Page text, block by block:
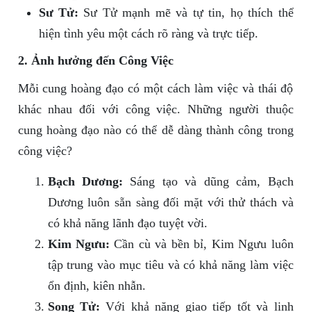
Sư Tử: Sư Tử mạnh mẽ và tự tin, họ thích thể
hiện tình yêu một cách rõ ràng và trực tiếp.
2. Ảnh hưởng đến Công Việc
Mỗi cung hoàng đạo có một cách làm việc và thái độ
khác nhau đối với công việc. Những người thuộc
cung hoàng đạo nào có thể dễ dàng thành công trong
công việc?
Bạch Dương: Sáng tạo và dũng cảm, Bạch
Dương luôn sẵn sàng đối mặt với thử thách và
có khả năng lãnh đạo tuyệt vời.
Kim Ngưu: Cần cù và bền bỉ, Kim Ngưu luôn
tập trung vào mục tiêu và có khả năng làm việc
ổn định, kiên nhẫn.
Song Tử: Với khả năng giao tiếp tốt và linh